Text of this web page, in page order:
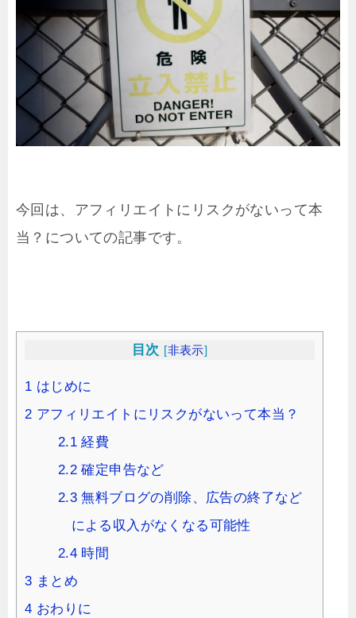
今回は、アフィリエイトにリスクがないって本
当？についての記事です。
目次 [非表示]
1 はじめに
2 アフィリエイトにリスクがないって本当？
2.1 経費
2.2 確定申告など
2.3 無料ブログの削除、広告の終了など
による収入がなくなる可能性
2.4 時間
3 まとめ
4 おわりに